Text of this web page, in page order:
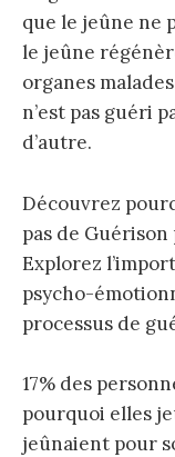
que le jeûne ne
le jeûne
organes
n’est pas guéri
d’autre.
Découvrez
pas de
Explorez
psycho-
processus de
17% des
pourquoi elles
jeûnaient pour